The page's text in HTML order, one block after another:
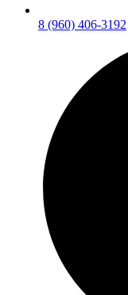
8 (960) 406-3192